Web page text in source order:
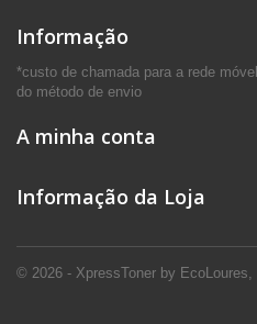
Informação
*custo de chamada para a rede
do método de envio
© 2026 - XpressToner by EcoLoures,
A minha conta
Informação da Loja